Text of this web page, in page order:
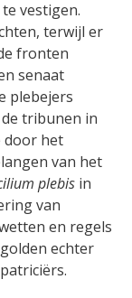
vestigen.
terwijl er
fronten
senaat
plebejers
tribunen in
door het
van het
plebis in
van
en regels
echter